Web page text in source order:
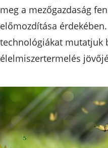
meg a mezőgazdaság
előmozdítása
technológiákat mutatjuk
élelmiszertermelés